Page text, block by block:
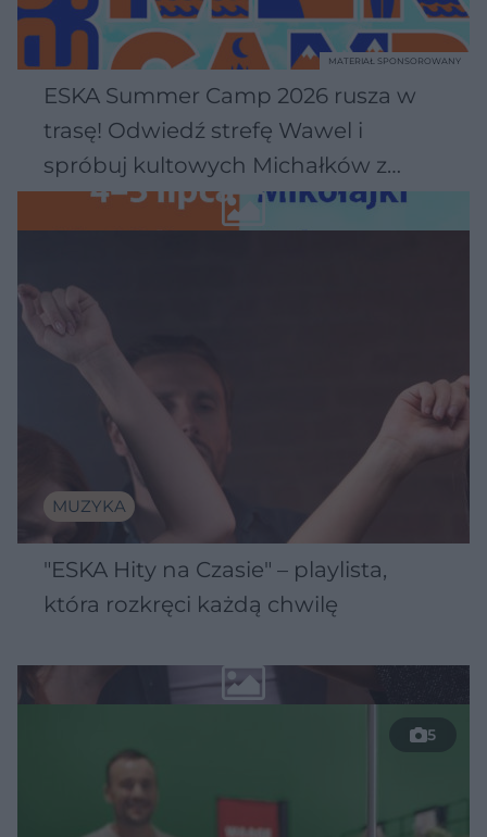
ESKA Summer Camp 2026 rusza w
trasę! Odwiedź strefę Wawel i
spróbuj kultowych Michałków z
Wawelu
MATERIAŁ SPONSOROWANY
MUZYKA
"ESKA Hity na Czasie" – playlista,
która rozkręci każdą chwilę
5